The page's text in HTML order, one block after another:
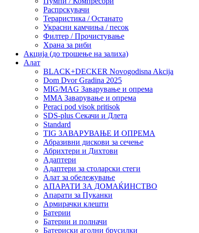
Распрскувачи
Тераристика / Останато
Украсни камчиња / песок
Филтер / Прочистување
Храна за риби
Акција (до трошење на залиха)
Алат
BLACK+DECKER Novogodisna Akcija
Dom Dvor Gradina 2025
MIG/MAG Заварување и опрема
MMA Заварување и опрема
Peraci pod visok pritisok
SDS-plus Секачи и Длета
Standard
TIG ЗАВАРУВАЊЕ И ОПРЕМА
Абразивни дискови за сечење
Абрихтери и Дихтови
Адаптери
Адаптери за столарски стеги
Алат за обележување
АПАРАТИ ЗА ДОМАЌИНСТВО
Апарати за Пуканки
Армирачки клешти
Батерии
Батерии и полначи
Батериски аголни брусилки